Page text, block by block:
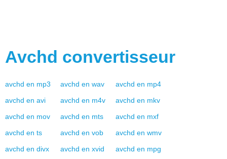
Avchd convertisseur
avchd en mp3 avchd en wav avchd en mp4
avchd en avi avchd en m4v avchd en mkv
avchd en mov avchd en mts avchd en mxf
avchd en ts avchd en vob avchd en wmv
avchd en divx avchd en xvid avchd en mpg